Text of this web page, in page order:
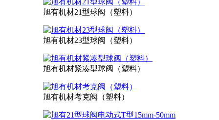
旭有机材21型球阀（塑料）
旭有机材23型球阀（塑料）
旭有机材紧凑型球阀（塑料）
旭有机材考克阀（塑料）